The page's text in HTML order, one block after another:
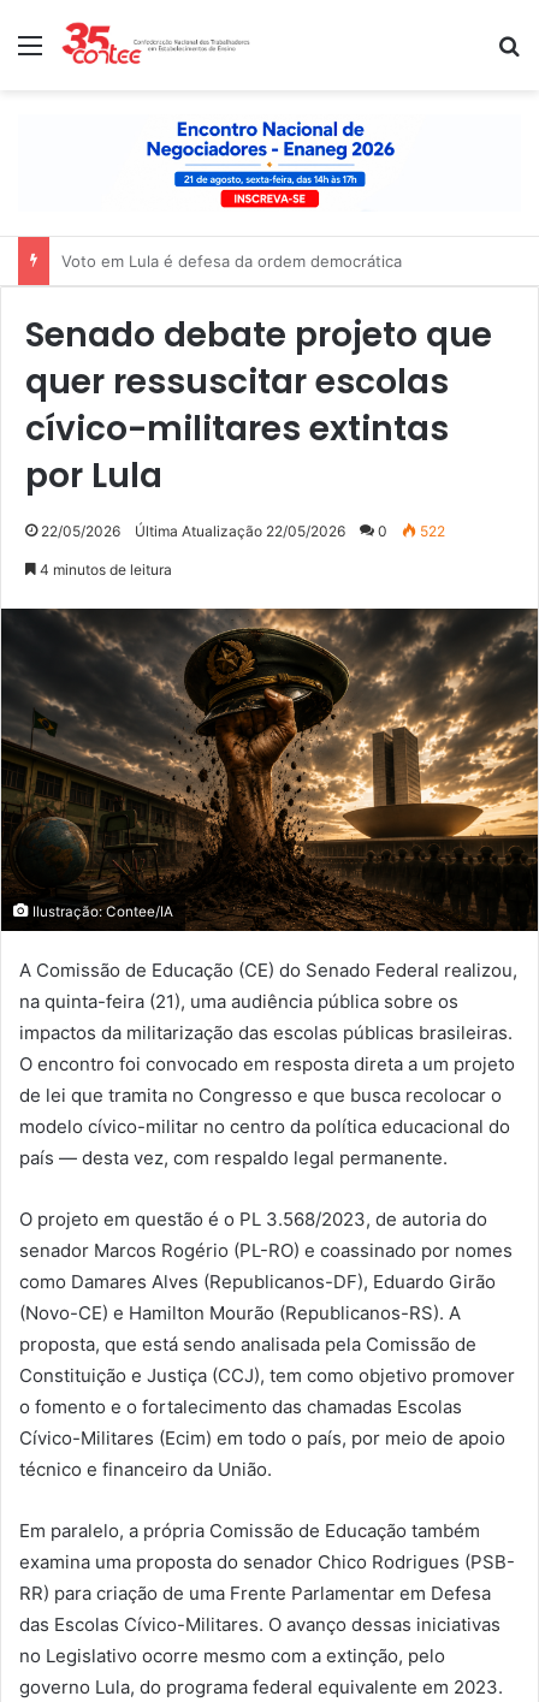
Menu
Nota de solidariedade ao povo venezuelano
Senado debate projeto que
quer ressuscitar escolas
cívico-militares extintas
por Lula
22/05/2026 Última Atualização 22/05/2026 0 522
4 minutos de leitura
Ilustração: Contee/IA
A Comissão de Educação (CE) do Senado Federal realizou,
na quinta-feira (21), uma audiência pública sobre os
impactos da militarização das escolas públicas brasileiras.
O encontro foi convocado em resposta direta a um projeto
de lei que tramita no Congresso e que busca recolocar o
modelo cívico-militar no centro da política educacional do
país — desta vez, com respaldo legal permanente.
O projeto em questão é o PL 3.568/2023, de autoria do
senador Marcos Rogério (PL-RO) e coassinado por nomes
como Damares Alves (Republicanos-DF), Eduardo Girão
(Novo-CE) e Hamilton Mourão (Republicanos-RS). A
proposta, que está sendo analisada pela Comissão de
Constituição e Justiça (CCJ), tem como objetivo promover
o fomento e o fortalecimento das chamadas Escolas
Cívico-Militares (Ecim) em todo o país, por meio de apoio
técnico e financeiro da União.
Em paralelo, a própria Comissão de Educação também
examina uma proposta do senador Chico Rodrigues (PSB-
RR) para criação de uma Frente Parlamentar em Defesa
das Escolas Cívico-Militares. O avanço dessas iniciativas
no Legislativo ocorre mesmo com a extinção, pelo
governo Lula, do programa federal equivalente em 2023.